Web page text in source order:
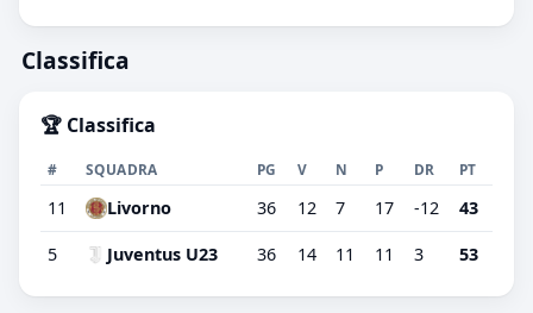
Classifica
🏆 Classifica
# SQUADRA PG V N P DR PT
11 Livorno 36 12 7 17 -12 43
5 Juventus U23 36 14 11 11 3 53